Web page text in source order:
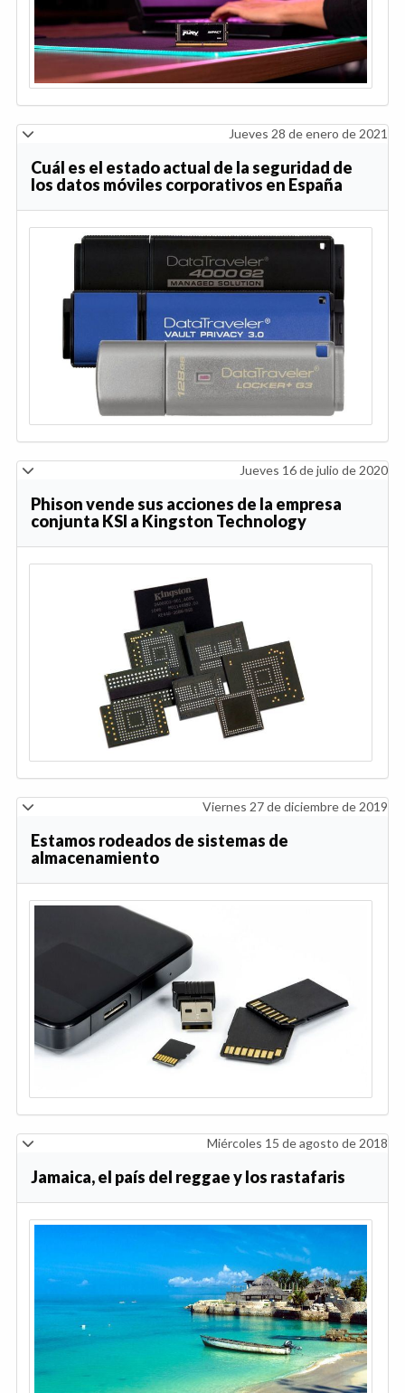
Jueves 28 de enero de 2021
Cuál es el estado actual de la seguridad de
los datos móviles corporativos en España
Jueves 16 de julio de 2020
Phison vende sus acciones de la empresa
conjunta KSI a Kingston Technology
Viernes 27 de diciembre de 2019
Estamos rodeados de sistemas de
almacenamiento
Miércoles 15 de agosto de 2018
Jamaica, el país del reggae y los rastafaris